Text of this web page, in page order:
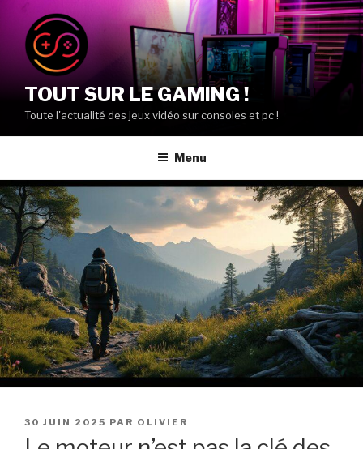
contenu
principal
TOUT SUR LE GAMING !
Toute l'actualité des jeux vidéo sur consoles et pc !
Menu
PUBLIÉ
30 JUIN 2025 PAR OLIVIER